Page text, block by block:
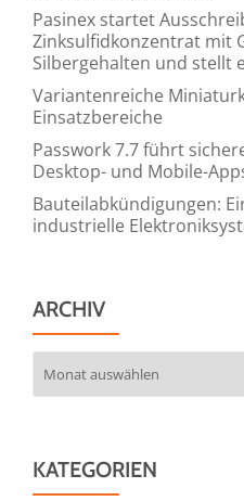
Pasinex startet
Zinksulfidkonzentrat mit
Silbergehalten und stellt
Variantenreiche
Einsatzbereiche
Passwork 7.7 führt
Desktop- und Mobile-
Bauteilabkündigungen:
industrielle
ARCHIV
KATEGORIEN